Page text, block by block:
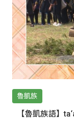
魯凱族
【魯凱族語】